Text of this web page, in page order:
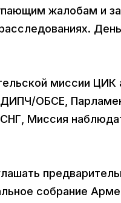
жалобам и
миссии
ОБСЕ,
Миссия
собрание